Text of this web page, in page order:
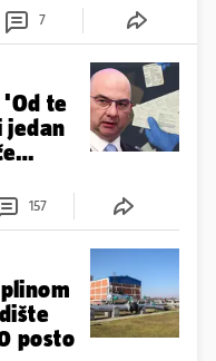
7
te
jedan
157
posto